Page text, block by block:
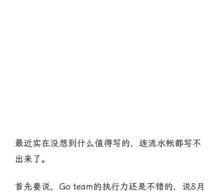
最近实在没想到什么值得写的，连流水帐都写不
出来了。
首先要说，Go team的执行力还是不错的，说8月